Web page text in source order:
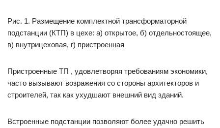
Рис. 1. Размещение комплектной трансформаторной
подстанции (КТП) в цехе: а) открытое, б) отдельностоящее,
в) внутрицеховая, г) пристроенная
Пристроенные ТП , удовлетворяя требованиям экономики,
часто вызывают возражения со стороны архитекторов и
строителей, так как ухудшают внешний вид зданий.
Встроенные подстанции позволяют более удачно решить